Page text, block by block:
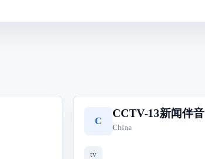
C
CCTV-13新闻伴音
China
tv